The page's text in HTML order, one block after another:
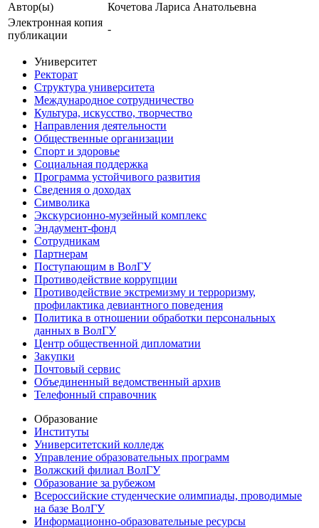
Автор(ы)
Кочетова Лариса Анатольевна
Электронная копия
публикации
-
Университет
Ректорат
Структура университета
Международное сотрудничество
Культура, искусство, творчество
Направления деятельности
Общественные организации
Спорт и здоровье
Социальная поддержка
Программа устойчивого развития
Сведения о доходах
Символика
Экскурсионно-музейный комплекс
Эндаумент-фонд
Сотрудникам
Партнерам
Поступающим в ВолГУ
Противодействие коррупции
Противодействие экстремизму и терроризму,
профилактика девиантного поведения
Политика в отношении обработки персональных
данных в ВолГУ
Центр общественной дипломатии
Закупки
Почтовый сервис
Объединенный ведомственный архив
Телефонный справочник
Образование
Институты
Университетский колледж
Управление образовательных программ
Волжский филиал ВолГУ
Образование за рубежом
Всероссийские студенческие олимпиады, проводимые
на базе ВолГУ
Информационно-образовательные ресурсы